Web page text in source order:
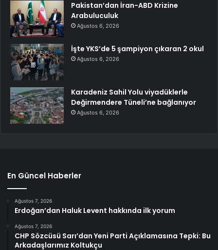
Pakistan’dan İran-ABD Krizine
Arabuluculuk
Ağustos 6, 2026
İşte YKS’de 5 şampiyon çıkaran 2 okul
Ağustos 6, 2026
Karadeniz Sahil Yolu viyadüklerle
Değirmendere Tüneli’ne bağlanıyor
Ağustos 6, 2026
En Güncel Haberler
Ağustos 7, 2026
Erdoğan’dan Haluk Levent hakkında ilk yorum
Ağustos 7, 2026
CHP Sözcüsü Sarı’dan Yeni Parti Açıklamasına Tepki: Bu
Arkadaşlarımız Koltukçu